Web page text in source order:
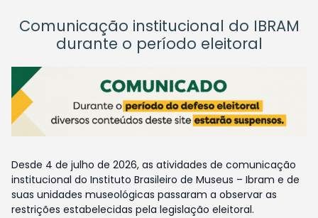
Comunicação institucional do IBRAM
durante o período eleitoral
Desde 4 de julho de 2026, as atividades de comunicação
institucional do Instituto Brasileiro de Museus – Ibram e de
suas unidades museológicas passaram a observar as
restrições estabelecidas pela legislação eleitoral.